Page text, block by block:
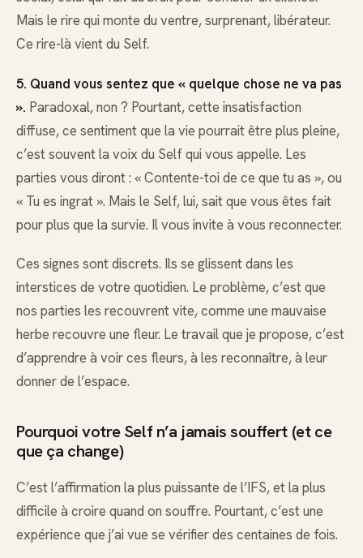
Mais le rire qui monte du ventre, surprenant, libérateur.
Ce rire-là vient du Self.
5. Quand vous sentez que « quelque chose ne va pas
». Paradoxal, non ? Pourtant, cette insatisfaction
diffuse, ce sentiment que la vie pourrait être plus pleine,
c’est souvent la voix du Self qui vous appelle. Les
parties vous diront : « Contente-toi de ce que tu as », ou
« Tu es ingrat ». Mais le Self, lui, sait que vous êtes fait
pour plus que la survie. Il vous invite à vous reconnecter.
Ces signes sont discrets. Ils se glissent dans les
interstices de votre quotidien. Le problème, c’est que
nos parties les recouvrent vite, comme une mauvaise
herbe recouvre une fleur. Le travail que je propose, c’est
d’apprendre à voir ces fleurs, à les reconnaître, à leur
donner de l’espace.
Pourquoi votre Self n’a jamais souffert (et ce
que ça change)
C’est l’affirmation la plus puissante de l’IFS, et la plus
difficile à croire quand on souffre. Pourtant, c’est une
expérience que j’ai vue se vérifier des centaines de fois.